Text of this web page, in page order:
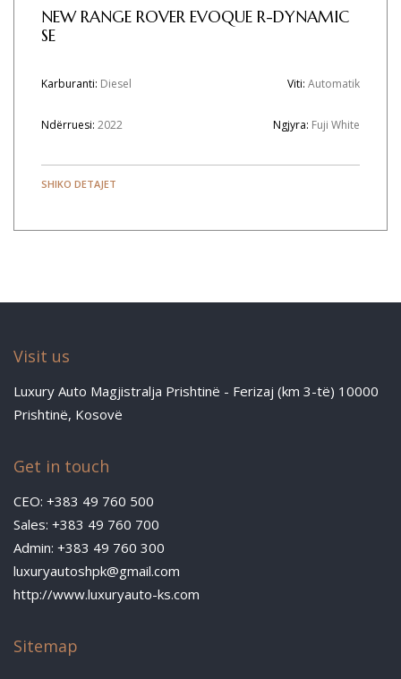
NEW RANGE ROVER EVOQUE R-DYNAMIC
SE
Karburanti: Diesel Viti: Automatik
Ndërruesi: 2022 Ngjyra: Fuji White
SHIKO DETAJET
Visit us
Luxury Auto Magjistralja Prishtinë - Ferizaj (km 3-të) 10000
Prishtinë, Kosovë
Get in touch
CEO: +383 49 760 500
Sales: +383 49 760 700
Admin: +383 49 760 300
luxuryautoshpk@gmail.com
http://www.luxuryauto-ks.com
Sitemap